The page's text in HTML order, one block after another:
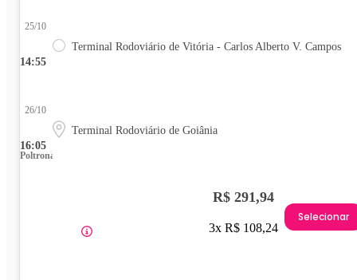
14:55
25/10
Terminal Rodoviário de Vitória - Carlos Alberto V. Campos
16:05
26/10
Terminal Rodoviário de Goiânia
Poltrona
R$ 291,94
3x R$ 108,24
Selecionar